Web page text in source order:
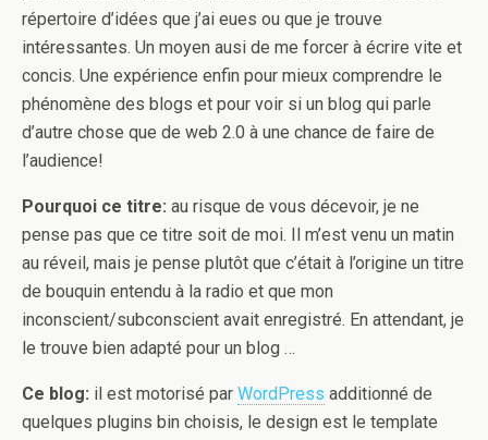
répertoire d’idées que j’ai eues ou que je trouve
intéressantes. Un moyen ausi de me forcer à écrire vite et
concis. Une expérience enfin pour mieux comprendre le
phénomène des blogs et pour voir si un blog qui parle
d’autre chose que de web 2.0 à une chance de faire de
l’audience!
Pourquoi ce titre: au risque de vous décevoir, je ne
pense pas que ce titre soit de moi. Il m’est venu un matin
au réveil, mais je pense plutôt que c’était à l’origine un titre
de bouquin entendu à la radio et que mon
inconscient/subconscient avait enregistré. En attendant, je
le trouve bien adapté pour un blog …
Ce blog: il est motorisé par WordPress additionné de
quelques plugins bin choisis, le design est le template